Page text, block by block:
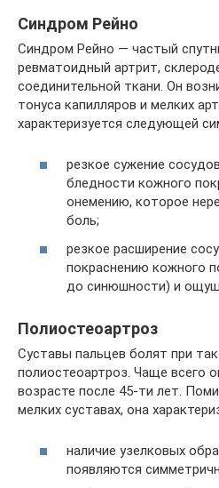
Синдром Рейно
Синдром Рейно — частый
ревматоидный артрит,
соединительной ткани. Он
тонуса капилляров и мелких
характеризуется следующей
резкое сужение
бледности кожного
онемению, которое
боль;
резкое расширение
покраснению кожного
до синюшности) и
Полиостеоартроз
Суставы пальцев болят при
полиостеоартроз. Чаще всего
возрасте после 45-ти лет.
мелких суставах, она
наличие узелковых
появляются